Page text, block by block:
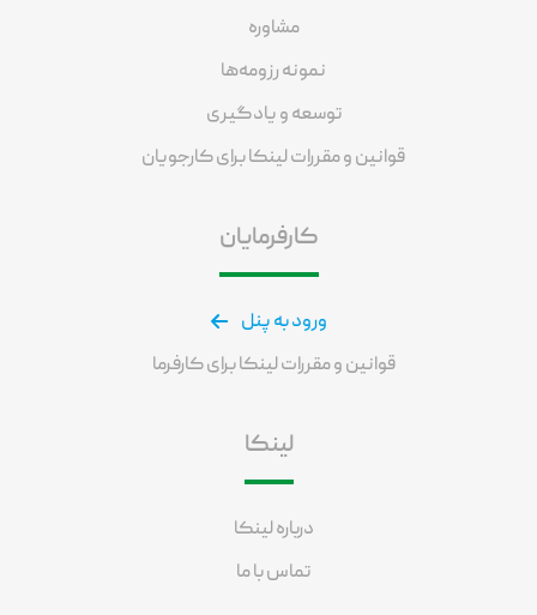
مشاوره
نمونه رزومه‌ها
توسعه و یادگیری
قوانین و مقررات لینکا برای کارجویان
کارفرمایان
ورود به پنل
قوانین و مقررات لینکا برای کارفرما
لینکا
درباره لینکا
تماس با ما